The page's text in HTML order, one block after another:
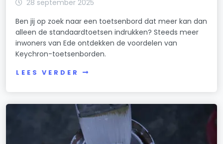
28 september 2025
Ben jij op zoek naar een toetsenbord dat meer kan dan
alleen de standaardtoetsen indrukken? Steeds meer
inwoners van Ede ontdekken de voordelen van
Keychron-toetsenborden.
LEES VERDER